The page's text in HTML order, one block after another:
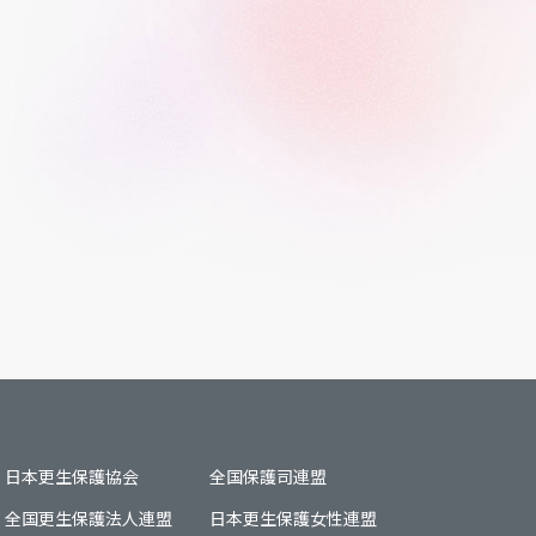
日本更生保護協会
全国保護司連盟
全国更生保護法人連盟
日本更生保護女性連盟